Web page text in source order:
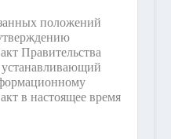
положений
Правительства
в настоящее время